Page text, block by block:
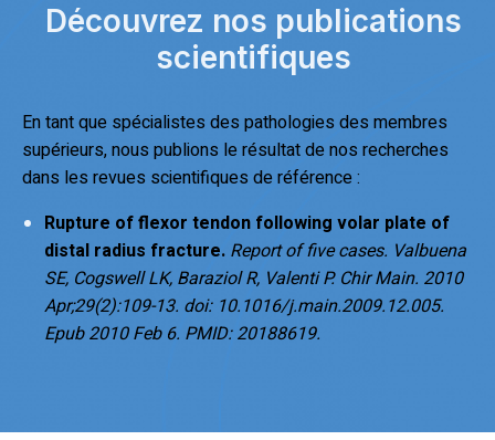
Découvrez nos publications
scientifiques
En tant que spécialistes des pathologies des membres
supérieurs, nous publions le résultat de nos recherches
dans les revues scientifiques de référence :
Rupture of flexor tendon following volar plate of
distal radius fracture. Report of five cases. Valbuena
SE, Cogswell LK, Baraziol R, Valenti P. Chir Main. 2010
Apr;29(2):109-13. doi: 10.1016/j.main.2009.12.005.
Epub 2010 Feb 6. PMID: 20188619.